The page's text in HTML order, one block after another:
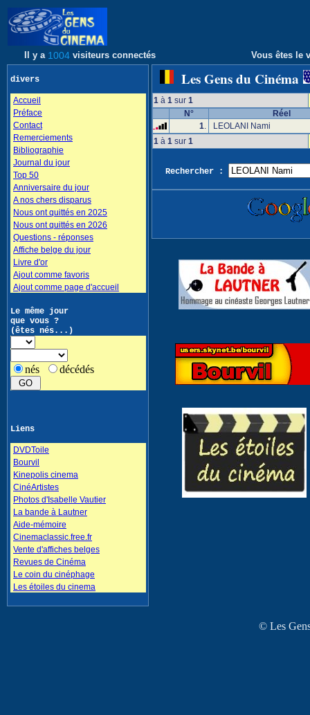
Il y a 1004 visiteurs connectés Vous êtes le
divers
Accueil
Préface
Contact
Remerciements
Bibliographie
Journal du jour
Top 50
Anniversaire du jour
A nos chers disparus
Nous ont quittés en 2025
Nous ont quittés en 2026
Questions - réponses
Affiche belge du jour
Livre d'or
Ajout comme favoris
Ajout comme page d'accueil
Le même jour
que vous ?
(êtes nés...)
nés décédés
Liens
DVDToile
Bourvil
Kinepolis cinema
CinéArtistes
Photos d'Isabelle Vautier
La bande à Lautner
Aide-mémoire
Cinemaclassic.free.fr
Vente d'affiches belges
Revues de Cinéma
Le coin du cinéphage
Les étoiles du cinema
Les Gens du Cinéma
1 à 1 sur 1
N°
Réel
1.
LEOLANI Nami
1 à 1 sur 1
Rechercher :
© Les